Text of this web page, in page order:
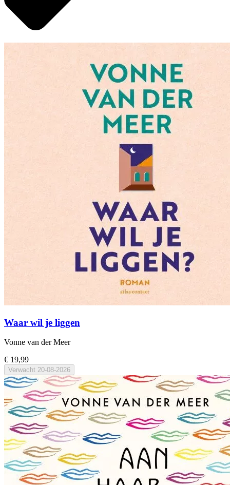
Waar wil je liggen
Vonne van der Meer
€ 19,99
Verwacht 20-08-2026